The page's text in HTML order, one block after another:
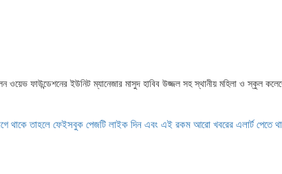
ওয়েভ ফাউন্ডেশনের ইউনিট ম্যানেজার মাসুদ হাবিব উজ্জল সহ স্থানীয় মহিলা ও স্কুল
থাকে তাহলে ফেইসবুক পেজটি লাইক দিন এবং এই রকম আরো খবরের এলার্ট পেতে